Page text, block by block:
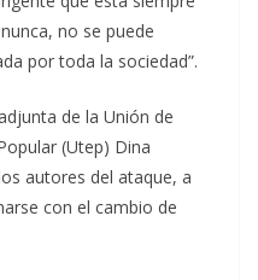
no se puede
por toda la sociedad”.
de la Unión de
(Utep) Dina
autores del ataque, a
con el cambio de